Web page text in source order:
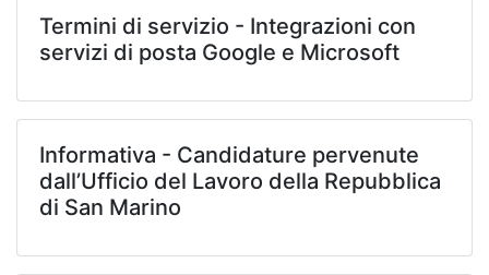
Termini di servizio - Integrazioni con
servizi di posta Google e Microsoft
Informativa - Candidature pervenute
dall’Ufficio del Lavoro della Repubblica
di San Marino